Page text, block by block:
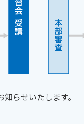
らせいたします。